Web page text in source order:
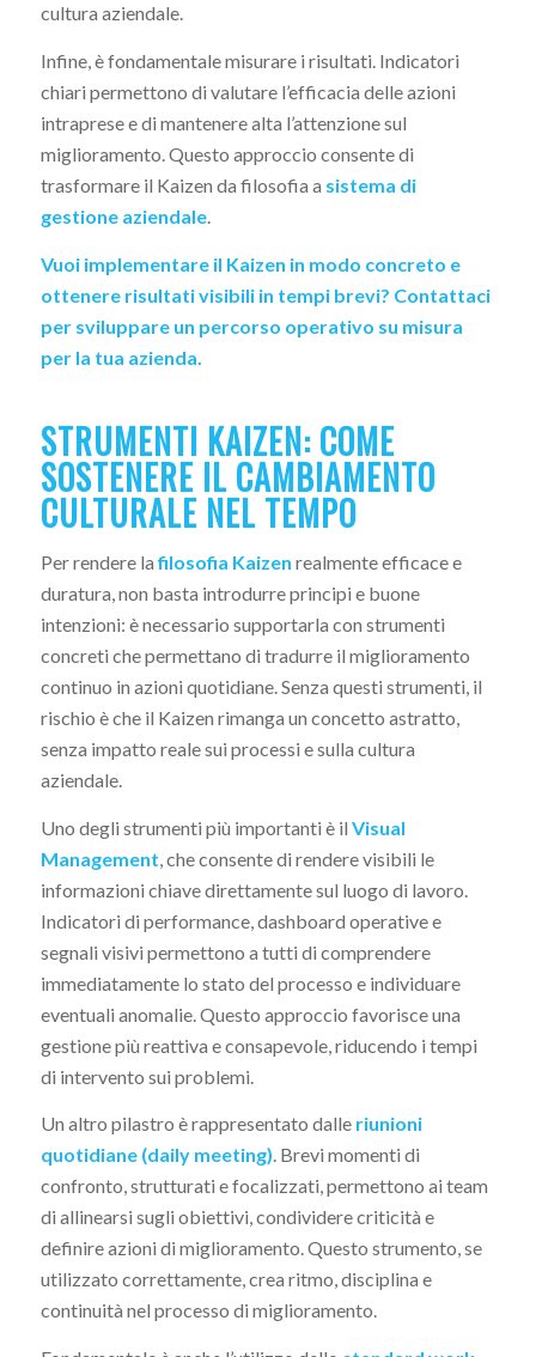
cultura aziendale.
Infine, è fondamentale misurare i risultati. Indicatori
chiari permettono di valutare l’efficacia delle azioni
intraprese e di mantenere alta l’attenzione sul
miglioramento. Questo approccio consente di
trasformare il Kaizen da filosofia a sistema di
gestione aziendale.
Vuoi implementare il Kaizen in modo concreto e
ottenere risultati visibili in tempi brevi? Contattaci
per sviluppare un percorso operativo su misura
per la tua azienda.
STRUMENTI KAIZEN: COME
SOSTENERE IL CAMBIAMENTO
CULTURALE NEL TEMPO
Per rendere lafilosofia Kaizen realmente efficace e
duratura, non basta introdurre principi e buone
intenzioni: è necessario supportarla con strumenti
concreti che permettano di tradurre il miglioramento
continuo in azioni quotidiane. Senza questi strumenti, il
rischio è che il Kaizen rimanga un concetto astratto,
senza impatto reale sui processi e sulla cultura
aziendale.
Uno degli strumenti più importanti è il Visual
Management, che consente di rendere visibili le
informazioni chiave direttamente sul luogo di lavoro.
Indicatori di performance, dashboard operative e
segnali visivi permettono a tutti di comprendere
immediatamente lo stato del processo e individuare
eventuali anomalie. Questo approccio favorisce una
gestione più reattiva e consapevole, riducendo i tempi
di intervento sui problemi.
Un altro pilastro è rappresentato dalle riunioni
quotidiane (daily meeting). Brevi momenti di
confronto, strutturati e focalizzati, permettono ai team
di allinearsi sugli obiettivi, condividere criticità e
definire azioni di miglioramento. Questo strumento, se
utilizzato correttamente, crea ritmo, disciplina e
continuità nel processo di miglioramento.